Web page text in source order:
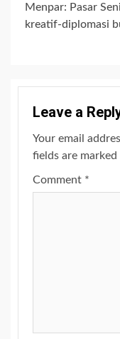
Menpar: Pasar
kreatif-diplomasi
Leave a
Your email
fields are marked
Comment *